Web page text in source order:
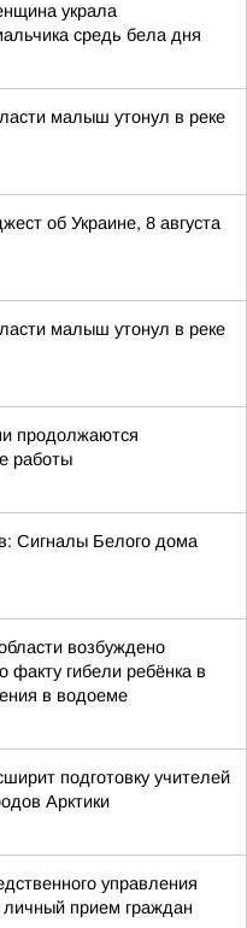
украла
средь бела дня
малыш утонул в реке
об Украине, 8 августа
малыш утонул в реке
продолжаются
работы
Сигналы Белого дома
возбуждено
факту гибели ребёнка в
в водоеме
подготовку учителей
Арктики
управления
прием граждан